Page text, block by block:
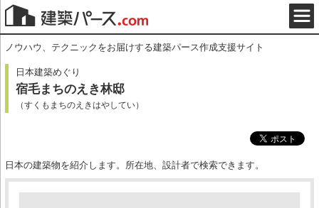
ノウハウ、テクニックをお届けする建築パース作成支援サイト
日本建築めぐり
宿毛まちのえき林邸
（すくもまちのえきはやしてい）
日本の建築物を紹介します。所在地、設計者で検索できます。